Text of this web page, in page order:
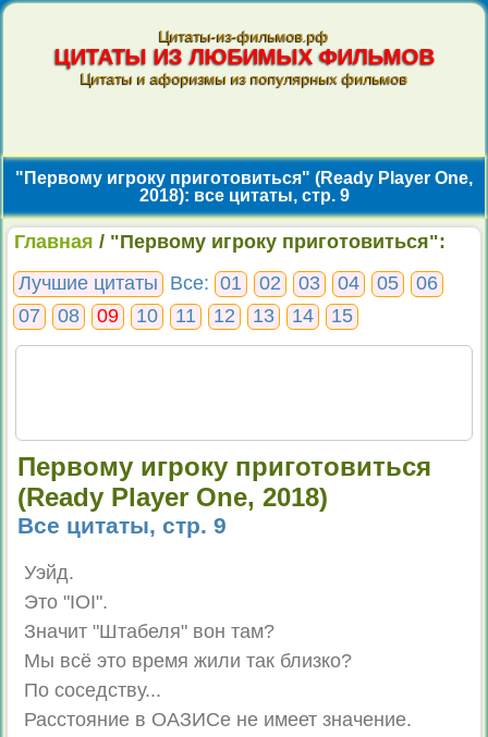
Цитаты-из-фильмов.рф
ЦИТАТЫ ИЗ ЛЮБИМЫХ ФИЛЬМОВ
Цитаты и афоризмы из популярных фильмов
"Первому игроку приготовиться" (Ready Player One,
2018): все цитаты, стр. 9
Главная / "Первому игроку приготовиться":
Лучшие цитаты
Все: 01 02 03 04 05
06
07
08 09 10 11 12 13 14 15
Первому игроку приготовиться
(Ready Player One, 2018)
Все цитаты, стр. 9
Уэйд.
Это "IOI".
Значит "Штабеля" вон там?
Мы всё это время жили так близко?
По соседству...
Расстояние в ОАЗИСе не имеет значение.